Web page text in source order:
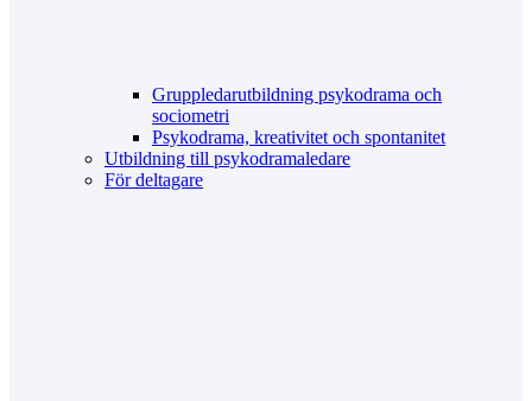
Gruppledarutbildning psykodrama och
sociometri
Psykodrama, kreativitet och spontanitet
Utbildning till psykodramaledare
För deltagare